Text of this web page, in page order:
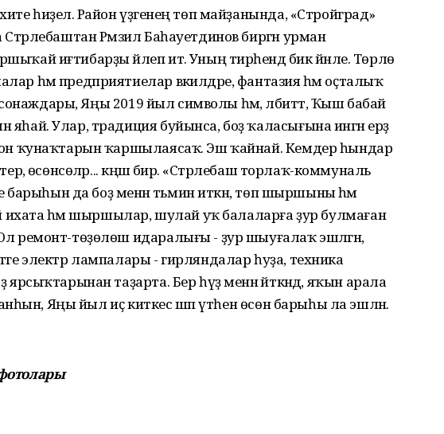
һиҙелә. Район үҙәгенең төп майҙанында, «Стройград»
Рәмзил Баһауетдинов биргән урман
иғтибарҙы йәлеп итә. Уның тирәһендә бик йәнле. Төрлө
һәм предприятиелар вәкилдәре, фантазия һәм оҫталыҡ
Яңы 2019 йыл символы һәм, әлбиттә, Ҡыш бабай
Улар, традиция буйынса, боҙ ҡаласығына ингән ерҙә
ҡунаҡтарын ҡаршылаясаҡ. Эш ҡайнай. Кемдер һындар
өсөнсөләр... кәңәш бирә. «Стәрлебаш торлаҡ-коммуналь
барыһын да боҙ менән тәьмин иткән, төп шыршыны һәм
ихата һәм шыршылар, шулай уҡ балаларға ҙур булмаған
ремонт-төҙөлөш идаралығы - ҙур шыуғалаҡ эшләгән,
электр лампалары - гирляндалар һуҙа, техника
таҙарта. Бер һүҙ менән әйткәндә, яҡын арала
Яңы йыл иҫ киткес шәп үтһен өсөн барыһы ла эшләнә.